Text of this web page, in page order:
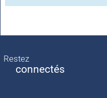
Restez
connectés